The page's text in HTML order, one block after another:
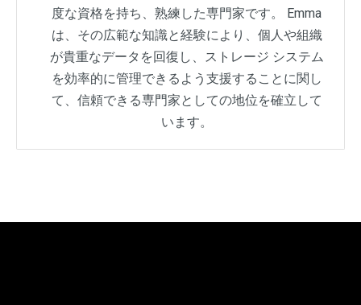
度な資格を持ち、熟練した専門家です。 Emma
は、その広範な知識と経験により、個人や組織
が貴重なデータを回復し、ストレージ システム
を効率的に管理できるよう支援することに関し
て、信頼できる専門家としての地位を確立して
います。